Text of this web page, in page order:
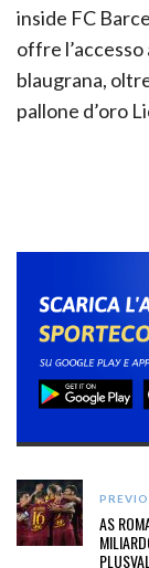
inside FC
offre
blaugrana,
pallone d’oro
AS